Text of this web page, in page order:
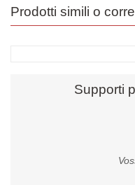
Prodotti simili o
Supporti